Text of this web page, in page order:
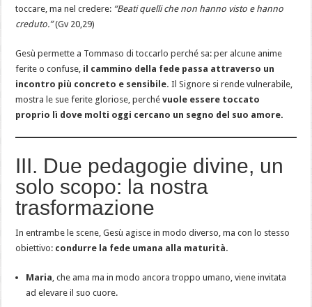
toccare, ma nel credere: “Beati quelli che non hanno visto e hanno
creduto.”(Gv 20,29)
Gesù permette a Tommaso di toccarlo perché sa: per alcune anime
ferite o confuse, il cammino della fede passa attraverso un
incontro più concreto e sensibile. Il Signore si rende vulnerabile,
mostra le sue ferite gloriose, perchévuole essere toccato
proprio lì dove molti oggi cercano un segno del suo amore.
III. Due pedagogie divine, un
solo scopo: la nostra
trasformazione
In entrambe le scene, Gesù agisce in modo diverso, ma con lo stesso
obiettivo: condurre la fede umana alla maturità.
Maria, che ama ma in modo ancora troppo umano, viene invitata
ad elevare il suo cuore.